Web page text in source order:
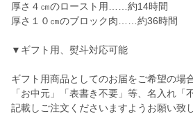
厚さ４㎝のロースト用……約14時間
厚さ１０㎝のブロック肉……約36時間
▼ギフト用、熨斗対応可能
ギフト用商品としてのお届をご希望の場
「お中元」「表書き不要」等、名入れ「
記載しご注文くださいますようお願い致